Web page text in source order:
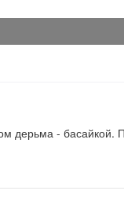
дерьма - басайкой.